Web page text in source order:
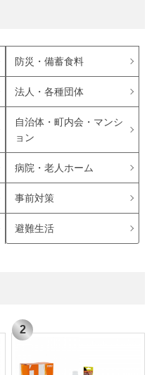
防災・備蓄食料
法人・各種団体
自治体・町内会・マンシ
ョン
病院・老人ホーム
事前対策
避難生活